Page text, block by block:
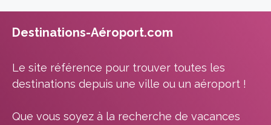
Destinations-Aéroport.com
Le site référence pour trouver toutes les
destinations depuis une ville ou un aéroport !
Que vous soyez à la recherche de vacances